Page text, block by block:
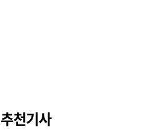
추천기사